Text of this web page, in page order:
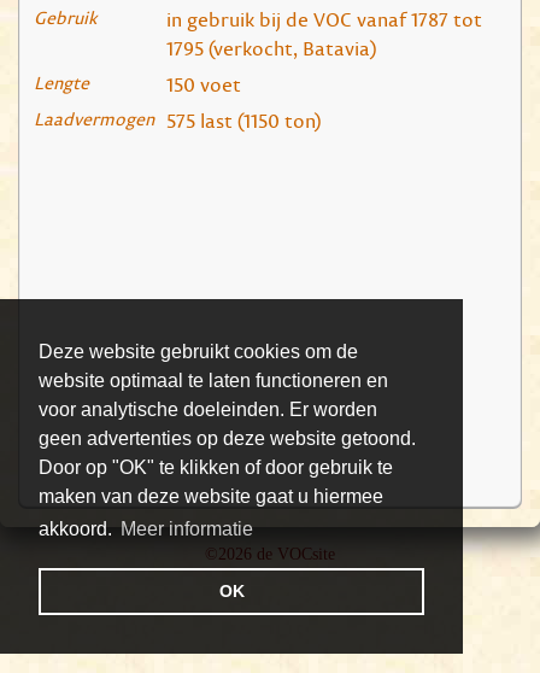
Deze website gebruikt cookies om de
website optimaal te laten functioneren en
voor analytische doeleinden. Er worden
geen advertenties op deze website getoond.
Door op "OK" te klikken of door gebruik te
maken van deze website gaat u hiermee
akkoord. Meer informatie
OK
Gebruik
in gebruik bij de VOC vanaf 1787 tot
1795 (verkocht, Batavia)
Lengte 150 voet
Laadvermogen 575 last (1150 ton)
©2026 de VOCsite